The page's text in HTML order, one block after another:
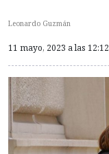
Leonardo Guzmán
11 mayo, 2023 a las 12:12